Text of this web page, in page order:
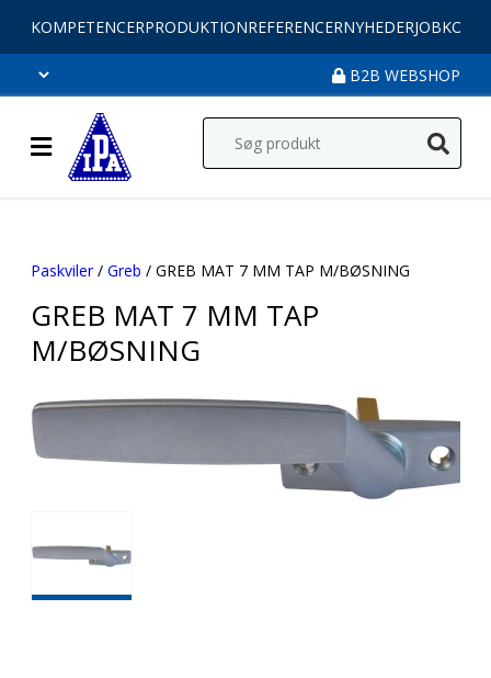
KOMPETENCERPRODUKTIONREFERENCERNYHEDERJOB
B2B WEBSHOP
Paskviler/ Greb / GREB MAT 7 MM TAP M/BØSNING
GREB MAT 7 MM TAP
M/BØSNING